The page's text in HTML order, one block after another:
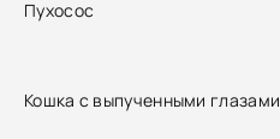
Пухосос
Кошка с выпученными глазами